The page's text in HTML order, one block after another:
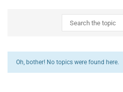
Oh, bother! No topics were found here.